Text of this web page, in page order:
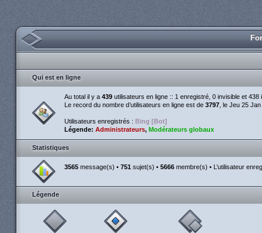
Qui est en ligne
Au total il y a 439 utilisateurs en ligne :: 1 enregistré, 0 invisible et
Le record du nombre d’utilisateurs en ligne est de 3797 , le Jeu 25
Utilisateurs enregistrés : Bing [Bot]
Légende: Administrateurs, Modérateurs globaux
Statistiques
3565 message(s) • 751 sujet(s) • 5666 membre(s) • L’utilisateur
Légende